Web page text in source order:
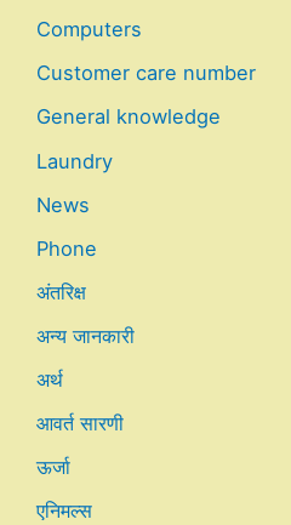
Computers
Customer care number
General knowledge
Laundry
News
Phone
अंतरिक्ष
अन्य जानकारी
अर्थ
आवर्त सारणी
ऊर्जा
एनिमल्स